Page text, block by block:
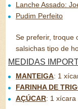
Lanche Assado:
Pudim Perfeito
Se preferir, troque
salsichas tipo de
MEDIDAS
MANTEIGA: 1
FARINHA DE
AÇÚCAR: 1 xícara